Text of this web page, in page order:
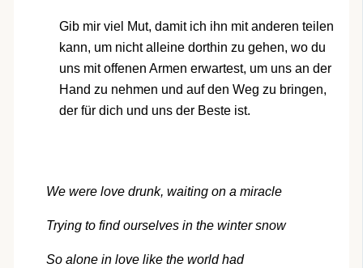
Gib mir viel Mut, damit ich ihn mit anderen teilen
kann, um nicht alleine dorthin zu gehen, wo du
uns mit offenen Armen erwartest, um uns an der
Hand zu nehmen und auf den Weg zu bringen,
der für dich und uns der Beste ist.
We were love drunk, waiting on a miracle
Trying to find ourselves in the winter snow
So alone in love like the world had